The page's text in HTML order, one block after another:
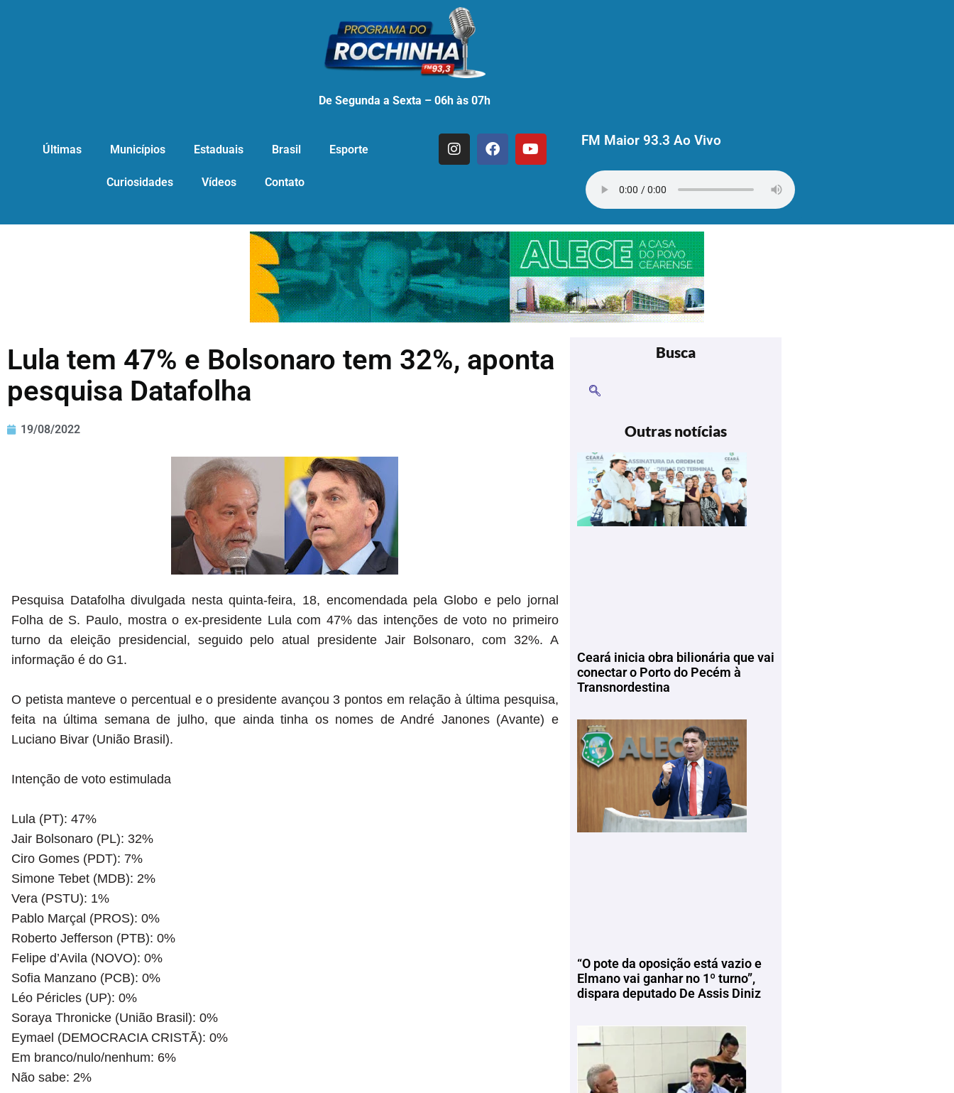
De Segunda a Sexta – 06h às 07h
Últimas Municípios Estaduais Brasil Esporte
Curiosidades Vídeos Contato
FM Maior 93.3 Ao Vivo
Lula tem 47% e Bolsonaro tem 32%, aponta
pesquisa Datafolha
19/08/2022
Pesquisa Datafolha divulgada nesta quinta-feira, 18, encomendada pela Globo e pelo jornal
Folha de S. Paulo, mostra o ex-presidente Lula com 47% das intenções de voto no primeiro
turno da eleição presidencial, seguido pelo atual presidente Jair Bolsonaro, com 32%. A
informação é do G1.
O petista manteve o percentual e o presidente avançou 3 pontos em relação à última pesquisa,
feita na última semana de julho, que ainda tinha os nomes de André Janones (Avante) e
Luciano Bivar (União Brasil).
Intenção de voto estimulada
Lula (PT): 47%
Jair Bolsonaro (PL): 32%
Ciro Gomes (PDT): 7%
Simone Tebet (MDB): 2%
Vera (PSTU): 1%
Pablo Marçal (PROS): 0%
Roberto Jefferson (PTB): 0%
Felipe d’Avila (NOVO): 0%
Sofia Manzano (PCB): 0%
Léo Péricles (UP): 0%
Soraya Thronicke (União Brasil): 0%
Eymael (DEMOCRACIA CRISTÃ): 0%
Em branco/nulo/nenhum: 6%
Não sabe: 2%
Busca
Outras notícias
Ceará inicia obra bilionária que vai
conectar o Porto do Pecém à
Transnordestina
“O pote da oposição está vazio e
Elmano vai ganhar no 1º turno”,
dispara deputado De Assis Diniz